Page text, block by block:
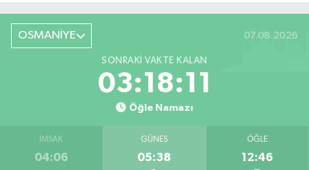
OSMANİYE 07.08.2026
SONRAKI VAKTE KALAN
03:18:10
Öğle Namazı
İMSAK
04:06
GÜNEŞ
05:38
ÖĞLE
12:46